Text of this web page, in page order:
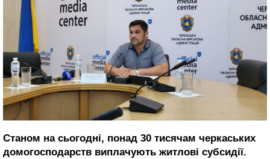
Станом на сьогодні, понад 30 тисячам черкаських
домогосподарств виплачують житлові субсидії.